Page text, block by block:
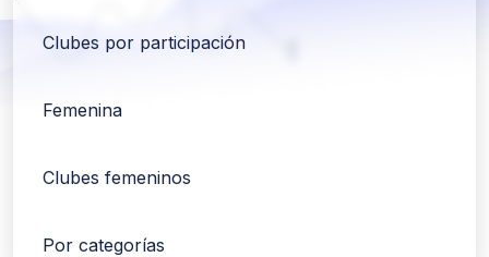
Clubes por participación
Femenina
Clubes femeninos
Por categorías